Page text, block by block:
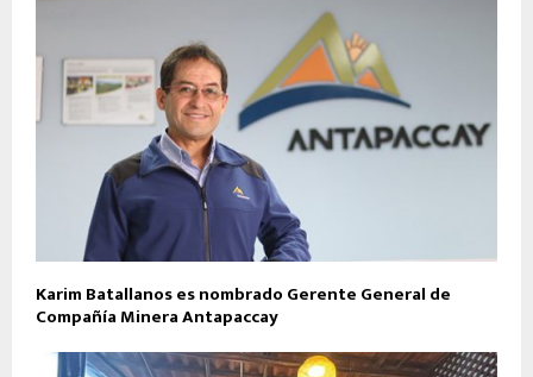
Karim Batallanos es nombrado Gerente General de
Compañía Minera Antapaccay